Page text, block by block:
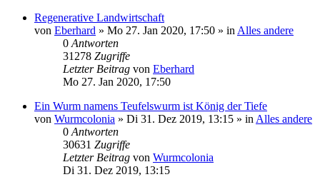
Regenerative Landwirtschaft
von Eberhard » Mo 27. Jan 2020, 17:50 » in Alles andere
0 Antworten
31278 Zugriffe
Letzter Beitrag von Eberhard
Mo 27. Jan 2020, 17:50
Ein Wurm namens Teufelswurm ist König der Tiefe
von Wurmcolonia » Di 31. Dez 2019, 13:15 » in Alles andere
0 Antworten
30631 Zugriffe
Letzter Beitrag von Wurmcolonia
Di 31. Dez 2019, 13:15